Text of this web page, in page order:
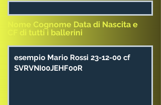
Nome Cognome Data di Nascita e
CF di tutti i ballerini